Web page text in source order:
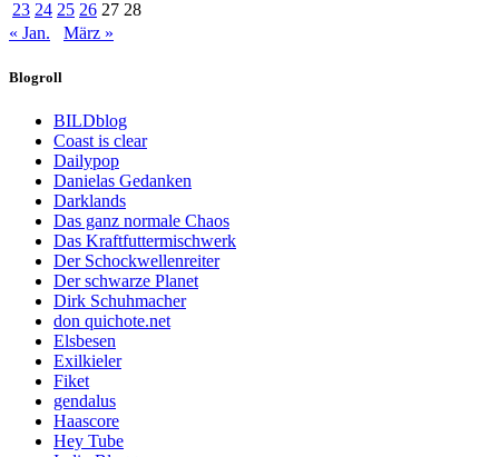
23 24 25 26 27 28
« Jan.
März »
Blogroll
BILDblog
Coast is clear
Dailypop
Danielas Gedanken
Darklands
Das ganz normale Chaos
Das Kraftfuttermischwerk
Der Schockwellenreiter
Der schwarze Planet
Dirk Schuhmacher
don quichote.net
Elsbesen
Exilkieler
Fiket
gendalus
Haascore
Hey Tube